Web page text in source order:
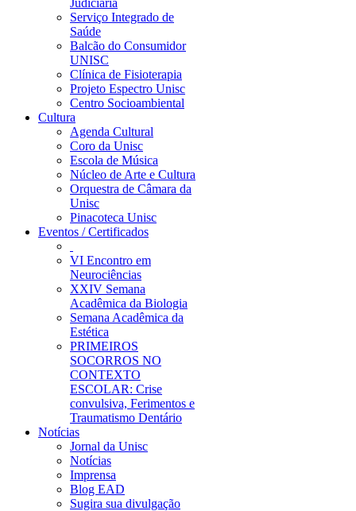
Judiciária
Serviço Integrado de
Saúde
Balcão do Consumidor
UNISC
Clínica de Fisioterapia
Projeto Espectro Unisc
Centro Socioambiental
Cultura
Agenda Cultural
Coro da Unisc
Escola de Música
Núcleo de Arte e Cultura
Orquestra de Câmara da
Unisc
Pinacoteca Unisc
Eventos / Certificados
VI Encontro em
Neurociências
XXIV Semana
Acadêmica da Biologia
Semana Acadêmica da
Estética
PRIMEIROS
SOCORROS NO
CONTEXTO
ESCOLAR: Crise
convulsiva, Ferimentos e
Traumatismo Dentário
Notícias
Jornal da Unisc
Notícias
Imprensa
Blog EAD
Sugira sua divulgação